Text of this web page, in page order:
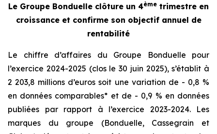
Le Groupe Bonduelle clôture un 4ème trimestre en
croissance et confirme son objectif annuel de
rentabilité
Le chiffre d’affaires du Groupe Bonduelle pour
l’exercice 2024-2025 (clos le 30 juin 2025), s’établit à
2 203,8 millions d’euros soit une variation de - 0,8 %
en données comparables* et de - 0,9 % en données
publiées par rapport à l’exercice 2023-2024. Les
marques du groupe (Bonduelle, Cassegrain et